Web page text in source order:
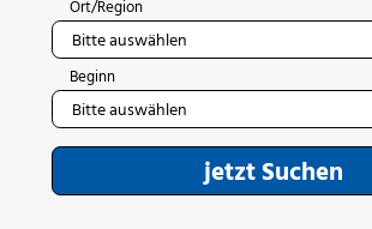
Ort/Region
Beginn
jetzt Suchen